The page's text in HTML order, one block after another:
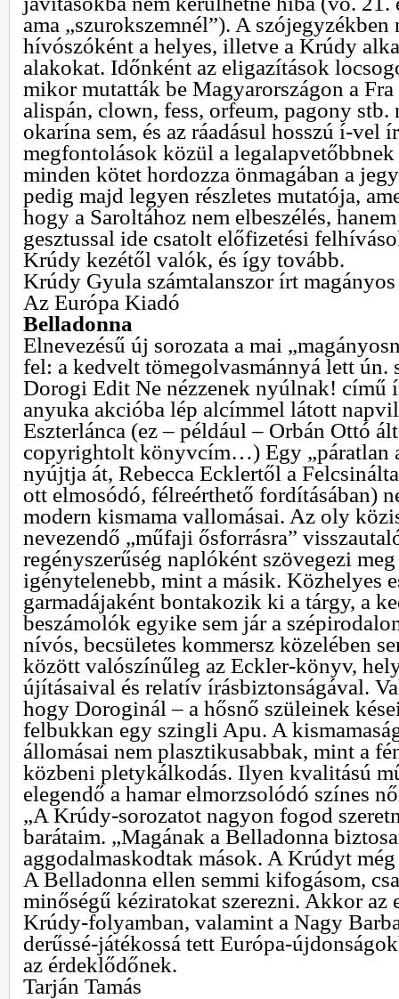
ama „szurokszemnél”). A
hívószóként a helyes, illetve a Krúdy
alakokat. Időnként az eligazítások
mikor mutatták be Magyarországon a
alispán, clown, fess, orfeum, pagony stb.
okarína sem, és az ráadásul hosszú í-vel
megfontolások közül a
minden kötet hordozza önmagában a
pedig majd legyen részletes mutatója,
hogy a Saroltához nem elbeszélés,
gesztussal ide csatolt előfizetési
Krúdy kezétől valók, és így tovább.
Krúdy Gyula számtalanszor írt
Az Európa Kiadó
Belladonna
Elnevezésű új sorozata a mai
fel: a kedvelt tömegolvasmánnyá lett
Dorogi Edit Ne nézzenek nyúlnak! című
anyuka akcióba lép alcímmel látott
Eszterlánca (ez – például – Orbán Ottó
copyrightolt könyvcím…) Egy „páratlan
nyújtja át, Rebecca Ecklertől a
ott elmosódó, félreérthető fordításában)
modern kismama vallomásai. Az oly
nevezendő „műfaji ősforrásra”
regényszerűség naplóként szövegezi
igénytelenebb, mint a másik. Közhelyes
garmadájaként bontakozik ki a tárgy, a
beszámolók egyike sem jár a
nívós, becsületes kommersz közelében
között valószínűleg az Eckler-könyv,
újításaival és relatív írásbiztonságával.
hogy Doroginál – a hősnő szüleinek
felbukkan egy szingli Apu. A
állomásai nem plasztikusabbak, mint a
közbeni pletykálkodás. Ilyen kvalitású
elegendő a hamar elmorzsolódó színes
„A Krúdy-sorozatot nagyon fogod
barátaim. „Magának a Belladonna
aggodalmaskodtak mások. A Krúdyt
A Belladonna ellen semmi kifogásom,
minőségű kéziratokat szerezni. Akkor az
Krúdy-folyamban, valamint a Nagy
derűssé-játékossá tett Európa-
az érdeklődőnek.
Tarján Tamás